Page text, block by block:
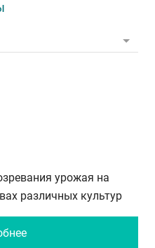
урожая на
различных культур